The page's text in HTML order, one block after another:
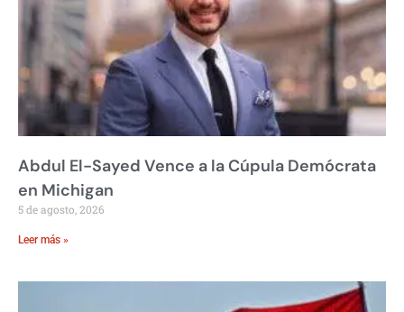
Abdul El-Sayed Vence a la Cúpula Demócrata
en Michigan
5 de agosto, 2026
Leer más »